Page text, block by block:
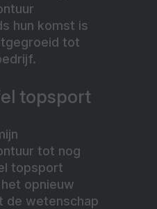
hun komst is
tot
topsport
tot nog
topsport
opnieuw
de wetenschap